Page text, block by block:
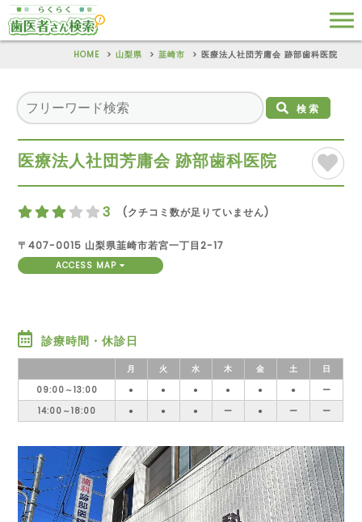
HOME 山梨県 韮崎市 医療法人社団芳庸会 跡部歯科医院
検索
医療法人社団芳庸会 跡部歯科医院
3 (クチコミ数が足りていません)
〒407-0015 山梨県韮崎市若宮一丁目2-17
ACCESS MAP
診療時間・休診日
月 火 水 木 金 土
日
09:00～13:00
● ● ● ● ● ●
ー
14:00～18:00
● ● ● ー ● ー ー